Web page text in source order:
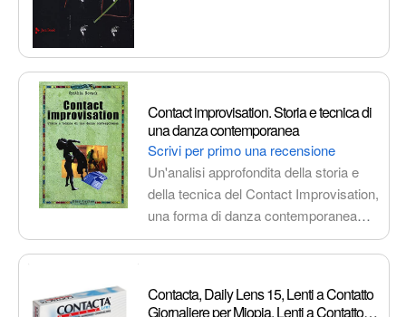
Contact improvisation. Storia e tecnica di
una danza contemporanea
Scrivi per primo una recensione
Un'analisi approfondita della storia e
della tecnica del Contact Improvisation,
una forma di danza contemporanea
che celebra l'incontro,
l'improvvisazione e la comunicazione
origini, le tecniche e i principi
Contacta, Daily Lens 15, Lenti a Contatto
Giornaliere per Miopia, Lenti a Contatto